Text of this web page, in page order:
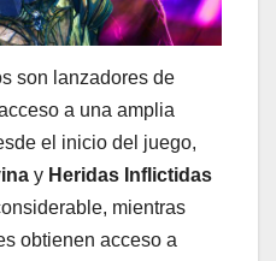
son lanzadores de
a una amplia
el inicio del juego,
y Heridas Inflictidas
mientras
obtienen acceso a